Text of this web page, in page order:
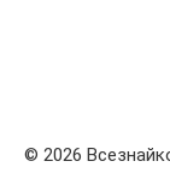
© 2026